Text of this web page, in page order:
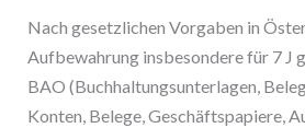
Nach gesetzlichen Vorgaben in
Aufbewahrung insbesondere für 7 J
BAO (Buchhaltungsunterlagen,
Konten, Belege, Geschäftspapiere,